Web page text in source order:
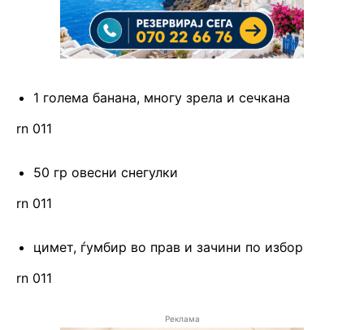
1 голема банана, многу зрела и сечкана
rn 011
50 гр овесни снегулки
rn 011
цимет, ѓумбир во прав и зачини по избор
rn 011
Реклама